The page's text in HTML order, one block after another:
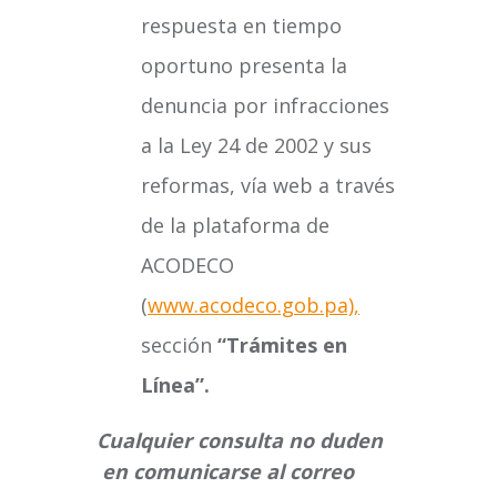
respuesta en tiempo
oportuno presenta la
denuncia por infracciones
a la Ley 24 de 2002 y sus
reformas, vía web a través
de la plataforma de
ACODECO
(www.acodeco.gob.pa),
sección“Trámites en
Línea”.
Cualquier consulta no duden
en comunicarse al correo